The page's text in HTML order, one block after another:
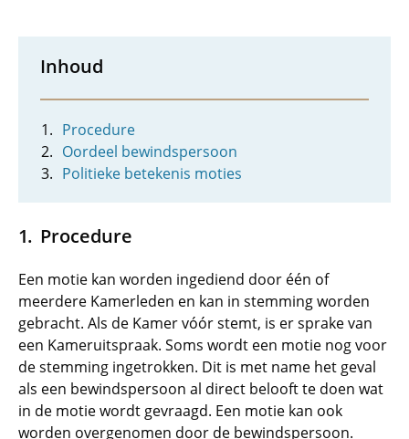
Inhoud
Procedure
Oordeel bewindspersoon
Politieke betekenis moties
Procedure
Een motie kan worden ingediend door één of
meerdere Kamerleden en kan in stemming worden
gebracht. Als de Kamer vóór stemt, is er sprake van
een Kameruitspraak. Soms wordt een motie nog voor
de stemming ingetrokken. Dit is met name het geval
als een bewindspersoon al direct belooft te doen wat
in de motie wordt gevraagd. Een motie kan ook
worden overgenomen door de bewindspersoon.